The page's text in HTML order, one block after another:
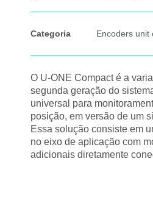
Categoria Encoders unit
O U-ONE Compact é a
segunda geração do
universal para
posição, em versão de um
Essa solução consiste em
no eixo de aplicação com
adicionais diretamente